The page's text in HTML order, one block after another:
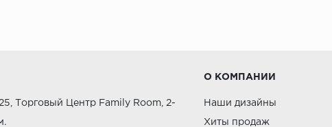
Торговый Центр Family Room, 2-
О КОМПАНИИ
Наши дизайны
Хиты продаж